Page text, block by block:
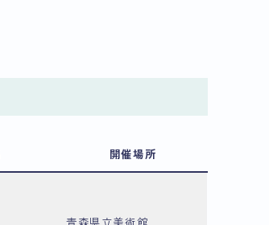
開催場所
青森県立美術館